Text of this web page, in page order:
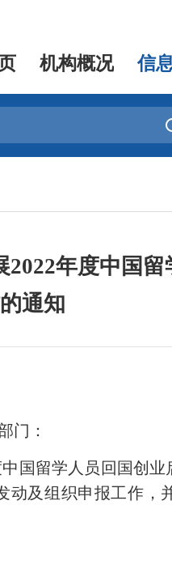
机构概况 信
年度中国
通知
门：
留学人员回国创业
动及组织申报工作，